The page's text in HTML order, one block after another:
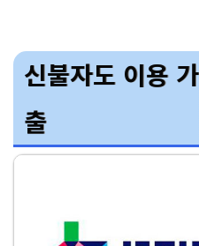
신불자도 이용
출